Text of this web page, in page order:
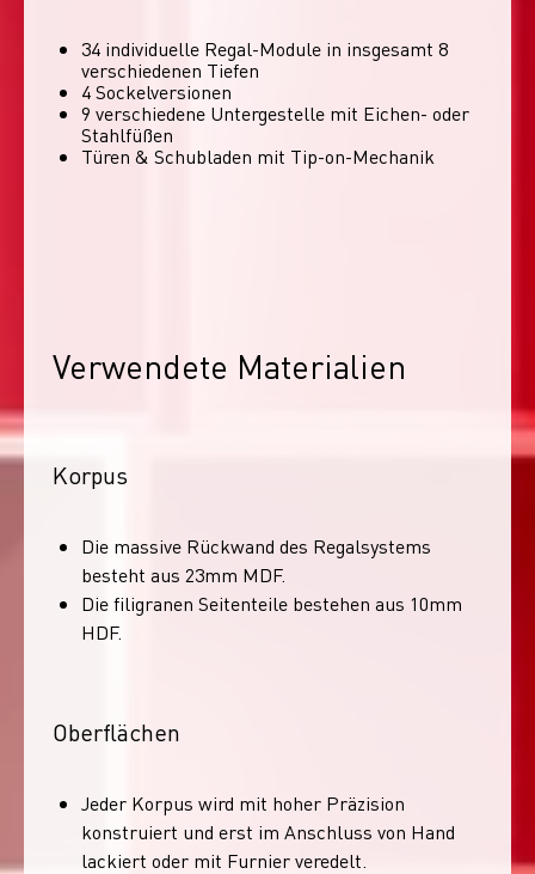
34 individuelle Regal-Module​ in insgesamt 8
verschiedenen Tiefen
4 Sockelversionen​
9 verschiedene Untergestelle mit Eichen- oder
Stahlfüßen
Türen & Schubladen mit Tip-on-Mechanik
Verwendete Materialien
Korpus
Die massive Rückwand des Regalsystems
besteht aus 23mm MDF.
Die filigranen Seitenteile bestehen aus 10mm
HDF.
Oberflächen
Jeder Korpus wird mit hoher Präzision
konstruiert und erst im Anschluss von Hand
lackiert oder mit Furnier veredelt.